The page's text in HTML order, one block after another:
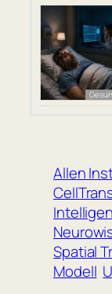
Allen
Spatial
Modell